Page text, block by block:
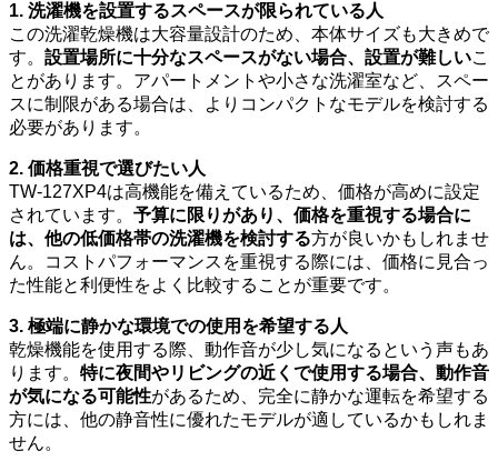
1. 洗濯機を設置するスペースが限られている人
この洗濯乾燥機は大容量設計のため、本体サイズも大きめで
す。 設置場所に十分なスペースがない場合、設置が難しいこ
とがあります。アパートメントや小さな洗濯室など、スペー
スに制限がある場合は、よりコンパクトなモデルを検討する
必要があります。
2. 価格重視で選びたい人
TW-127XP4は高機能を備えているため、価格が高めに設定
されています。 予算に限りがあり、価格を重視する場合に
は、他の低価格帯の洗濯機を検討する方が良いかもしれませ
ん。コストパフォーマンスを重視する際には、価格に見合っ
た性能と利便性をよく比較することが重要です。
3. 極端に静かな環境での使用を希望する人
乾燥機能を使用する際、動作音が少し気になるという声もあ
ります。 特に夜間やリビングの近くで使用する場合、動作音
が気になる可能性があるため、完全に静かな運転を希望する
方には、他の静音性に優れたモデルが適しているかもしれま
せん。